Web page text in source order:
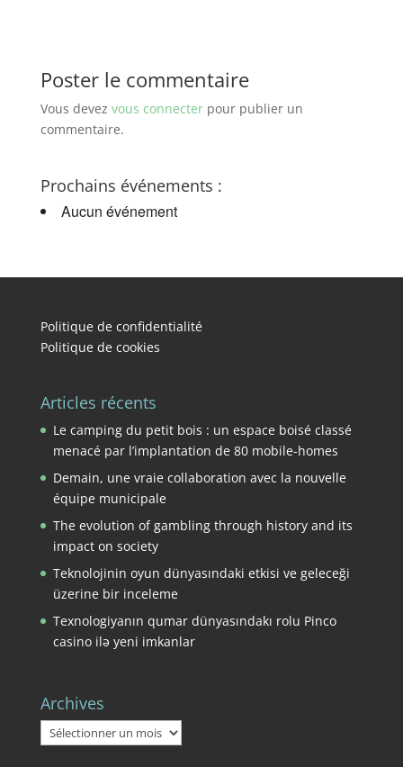
Poster le commentaire
Vous devez vous connecterpour publier un
commentaire.
Prochains événements :
Aucun événement
Politique de confidentialité
Politique de cookies
Articles récents
Le camping du petit bois : un espace boisé classé
menacé par l’implantation de 80 mobile-homes
Demain, une vraie collaboration avec la nouvelle
équipe municipale
The evolution of gambling through history and its
impact on society
Teknolojinin oyun dünyasındaki etkisi ve geleceği
üzerine bir inceleme
Texnologiyanın qumar dünyasındakı rolu Pinco
casino ilə yeni imkanlar
Archives
Archives